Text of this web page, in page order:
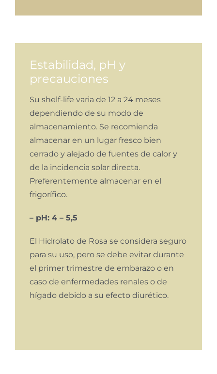
Estabilidad, pH y
precauciones
Su shelf-life varia de 12 a 24 meses
dependiendo de su modo de
almacenamiento. Se recomienda
almacenar en un lugar fresco bien
cerrado y alejado de fuentes de calor y
de la incidencia solar directa.
Preferentemente almacenar en el
frigorífico.
– pH: 4 – 5,5
El Hidrolato de Rosa se considera seguro
para su uso, pero se debe evitar durante
el primer trimestre de embarazo o en
caso de enfermedades renales o de
hígado debido a su efecto diurético.